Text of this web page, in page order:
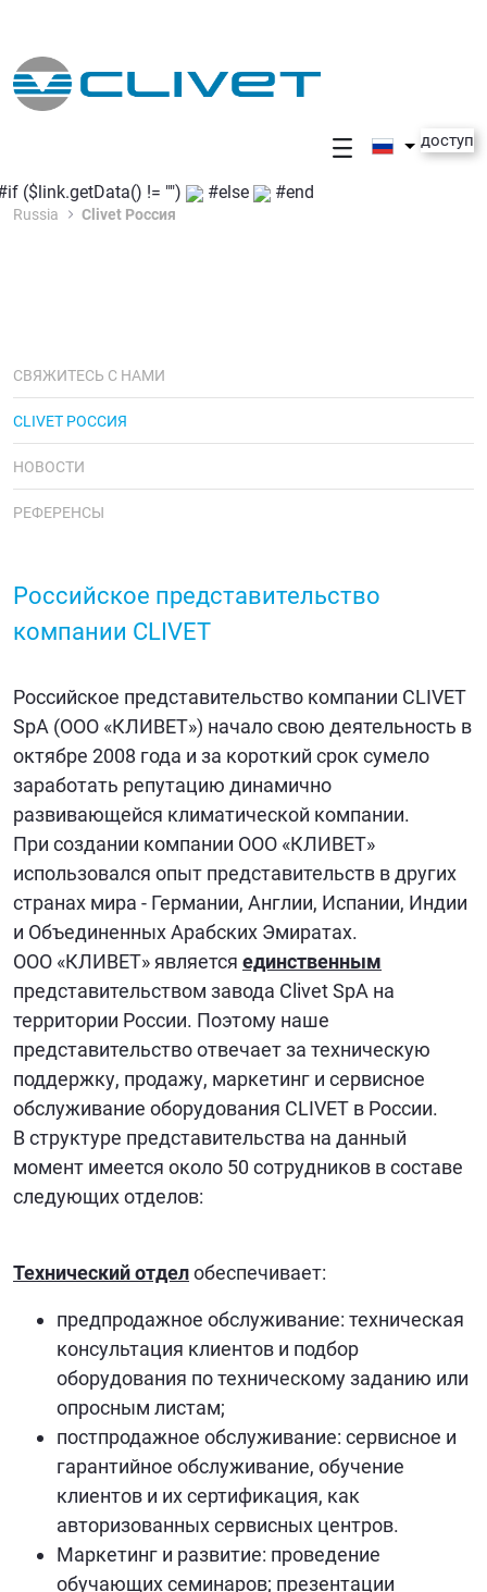
Skip to Main Content
доступ
($link.getData() != "") #else #end
Russia Clivet Россия
СВЯЖИТЕСЬ С НАМИ
CLIVET РОССИЯ
НОВОСТИ
РЕФЕРЕНСЫ
Российское представительство
компании CLIVET
Российское представительство компании CLIVET
SpA (ООО «КЛИВЕТ») начало свою деятельность в
октябре 2008 года и за короткий срок сумело
заработать репутацию динамично
развивающейся климатической компании.
При создании компании ООО «КЛИВЕТ»
использовался опыт представительств в других
странах мира - Германии, Англии, Испании, Индии
и Объединенных Арабских Эмиратах.
ООО «КЛИВЕТ» является единственным
представительством завода Clivet SpA на
территории России. Поэтому наше
представительство отвечает за техническую
поддержку, продажу, маркетинг и сервисное
обслуживание оборудования CLIVET в России.
В структуре представительства на данный
момент имеется около 50 сотрудников в составе
следующих отделов:
Технический отделобеспечивает:
предпродажное обслуживание: техническая
консультация клиентов и подбор
оборудования по техническому заданию или
опросным листам;
постпродажное обслуживание: сервисное и
гарантийное обслуживание, обучение
клиентов и их сертификация, как
авторизованных сервисных центров.
Маркетинг и развитие: проведение
обучающих семинаров; презентации